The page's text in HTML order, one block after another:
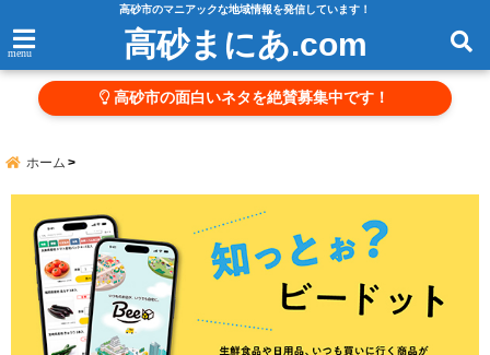
高砂市のマニアックな地域情報を発信しています！
menu 高砂まにあ.com
高砂市の面白いネタを絶賛募集中です！
ホーム